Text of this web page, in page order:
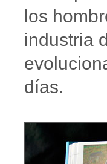
los
industria
días.